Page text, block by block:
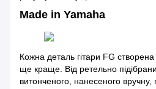
Made in Yamaha
Кожна деталь гітари FG
ще краще. Від ретельно
витонченого, нанесеного вручну,